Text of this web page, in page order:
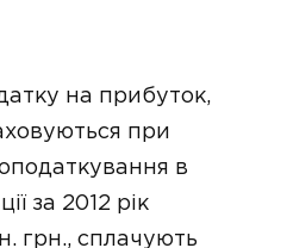
на прибуток,
при
в
за 2012 рік
грн., сплачують